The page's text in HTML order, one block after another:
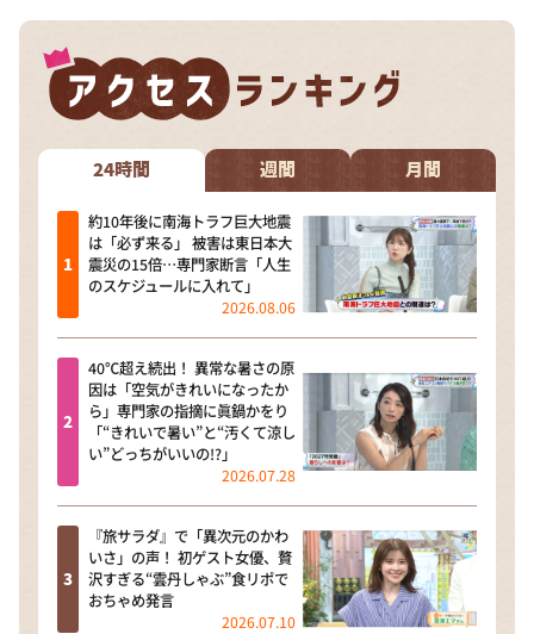
DAIGOも台所 ～きょうの献立 何にする？～
朝だ！生です旅サラダ
教えて！ニュースライブ 正義のミカタ
ＬＩＦＥ～夢のカタチ～
新婚さんいらっしゃい！
ポツンと一軒家
ザキ山小屋本館
ぺこぱのまるスポ
アナ回覧板
24時間 週間 月間
約10年後に南海トラフ巨大地震
は「必ず来る」 被害は東日本大
震災の15倍…専門家断言「人生
のスケジュールに入れて」
2026.08.06
40℃超え続出！ 異常な暑さの原
因は「空気がきれいになったか
ら」専門家の指摘に眞鍋かをり
「“きれいで暑い”と“汚くて涼し
い”どっちがいいの!?」
2026.07.28
『旅サラダ』で「異次元のかわ
いさ」の声！ 初ゲスト女優、贅
沢すぎる“雲丹しゃぶ”食リポで
おちゃめ発言
2026.07.10